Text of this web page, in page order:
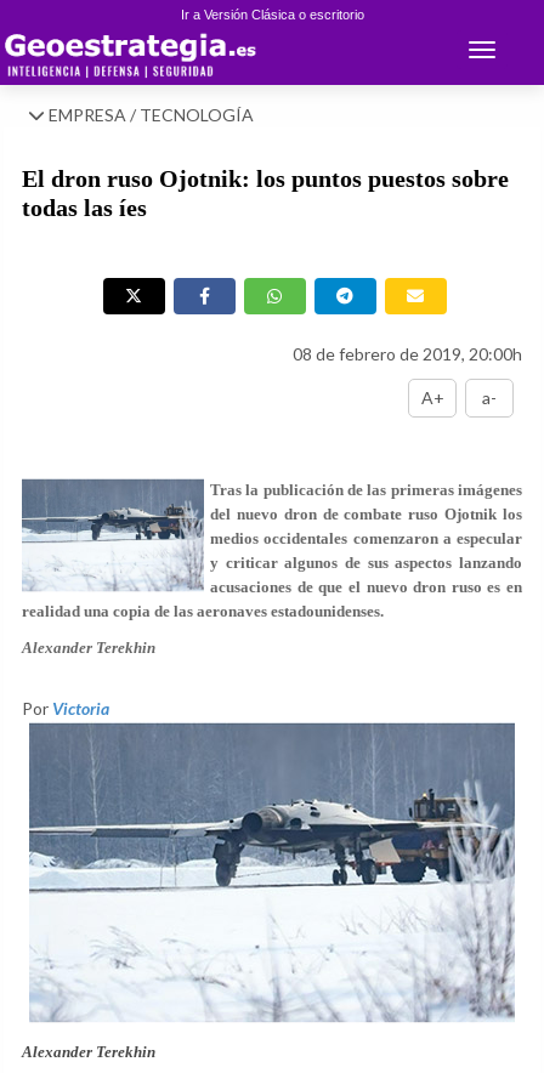
Ir a Versión Clásica o escritorio
Toggle
EMPRESA / TECNOLOGÍA
El dron ruso Ojotnik: los puntos puestos sobre
todas las íes
08 de febrero de 2019, 20:00h
A+ a-
Tras la publicación de las primeras imágenes
del nuevo dron de combate ruso Ojotnik los
medios occidentales comenzaron a especular
y criticar algunos de sus aspectos lanzando
acusaciones de que el nuevo dron ruso es en
realidad una copia de las aeronaves estadounidenses.
Alexander Terekhin
Por Victoria
Alexander Terekhin